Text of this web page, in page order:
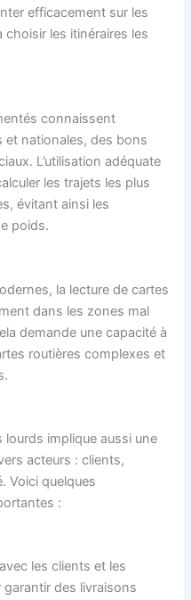
efficacement sur les
les itinéraires les
connaissent
et nationales, des bons
L’utilisation adéquate
les trajets les plus
évitant ainsi les
poids.
la lecture de cartes
dans les zones mal
demande une capacité à
routières complexes et
implique aussi une
acteurs : clients,
Voici quelques
:
avec les clients et les
des livraisons